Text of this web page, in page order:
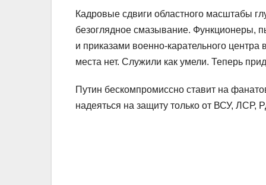
Кадровые сдвиги областного масштабы
безоглядное смазывание. Функционеры,
и приказами военно-карательного
места нет. Служили как умели. Теперь
Путин бескомпромиссно ставит на
надеяться на защиту только от ВСУ, ЛСР,